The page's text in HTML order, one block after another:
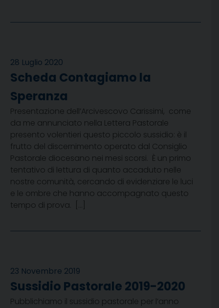
28 Luglio 2020
Scheda Contagiamo la
Speranza
Presentazione dell’Arcivescovo Carissimi, come
da me annunciato nella Lettera Pastorale
presento volentieri questo piccolo sussidio: è il
frutto del discernimento operato dal Consiglio
Pastorale diocesano nei mesi scorsi. È un primo
tentativo di lettura di quanto accaduto nelle
nostre comunità, cercando di evidenziare le luci
e le ombre che hanno accompagnato questo
tempo di prova. […]
23 Novembre 2019
Sussidio Pastorale 2019-2020
Pubblichiamo il sussidio pastorale per l’anno